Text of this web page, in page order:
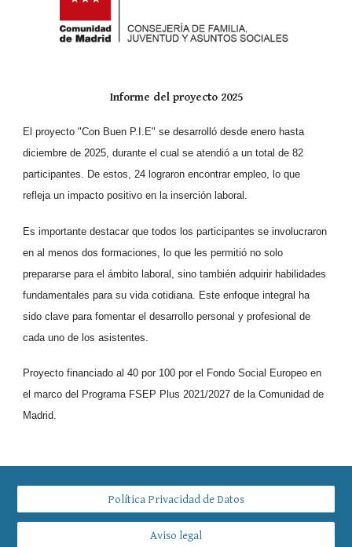
Informe del proyecto 2025
El proyecto "Con Buen P.I.E" se desarrolló desde enero hasta
diciembre de 2025, durante el cual se atendió a un total de 82
participantes. De estos, 24 lograron encontrar empleo, lo que
refleja un impacto positivo en la inserción laboral.
Es importante destacar que todos los participantes se involucraron
en al menos dos formaciones, lo que les permitió no solo
prepararse para el ámbito laboral, sino también adquirir habilidades
fundamentales para su vida cotidiana. Este enfoque integral ha
sido clave para fomentar el desarrollo personal y profesional de
cada uno de los asistentes.
Proyecto financiado al 40 por 100 por el Fondo Social Europeo en
el marco del Programa FSEP Plus 2021/2027 de la Comunidad de
Madrid.
Política Privacidad de Datos
Aviso legal